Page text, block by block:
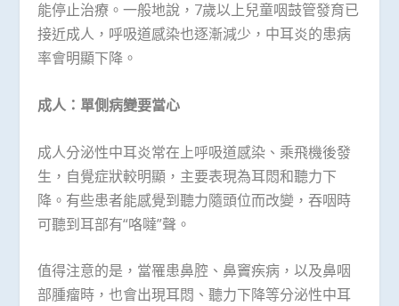
能停止治療。一般地說，7歲以上兒童咽鼓管發育已
接近成人，呼吸道感染也逐漸減少，中耳炎的患病
率會明顯下降。
成人：單側病變要當心
成人分泌性中耳炎常在上呼吸道感染、乘飛機後發
生，自覺症狀較明顯，主要表現為耳悶和聽力下
降。有些患者能感覺到聽力隨頭位而改變，吞咽時
可聽到耳部有“咯噠”聲。
值得注意的是，當罹患鼻腔、鼻竇疾病，以及鼻咽
部腫瘤時，也會出現耳悶、聽力下降等分泌性中耳